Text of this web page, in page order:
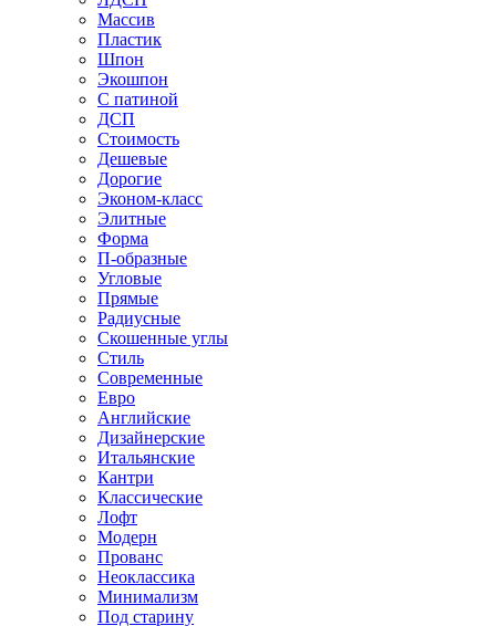
Массив
Пластик
Шпон
Экошпон
С патиной
ДСП
Стоимость
Дешевые
Дорогие
Эконом-класс
Элитные
Форма
П-образные
Угловые
Прямые
Радиусные
Скошенные углы
Стиль
Современные
Евро
Английские
Дизайнерские
Итальянские
Кантри
Классические
Лофт
Модерн
Прованс
Неоклассика
Минимализм
Под старину